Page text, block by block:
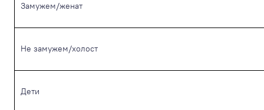
Замужем/женат
Не замужем/холост
Дети